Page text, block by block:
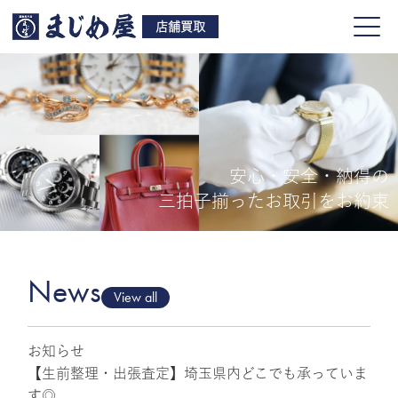
店舗買取
買取品目
店舗一覧
安心・安全・納得の
三拍子揃ったお取引をお約束
News View all
お知らせ
【生前整理・出張査定】埼玉県内どこでも承っていま